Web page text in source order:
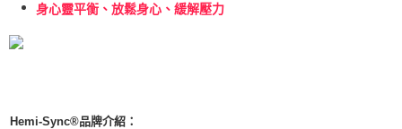
身心靈平衡、放鬆身心、緩解壓力
Hemi-Sync®品牌介紹：